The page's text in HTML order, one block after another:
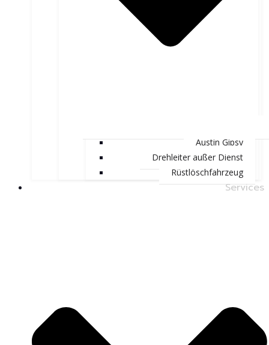
Austin Gipsy
Drehleiter außer Dienst
Rüstlöschfahrzeug
Services